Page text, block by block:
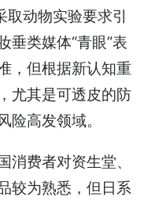
取动物实验要求引
垂类媒体“青眼”表
，但根据新认知重
尤其是可透皮的防
险高发领域。
消费者对资生堂、
较为熟悉，但日系